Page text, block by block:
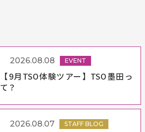
【9月TSO体験ツアー】TSO墨田っ
て？
2026.08.08 EVENT
2026.08.07 STAFF BLOG